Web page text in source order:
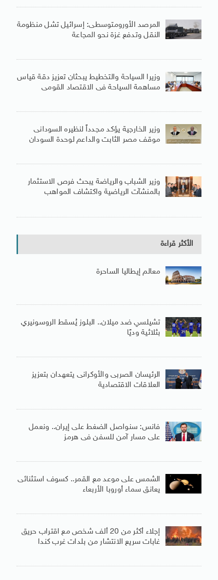
المرصد الأورومتوسطى: إسرائيل تشل منظومة
النقل وتدفع غزة نحو المجاعة
وزيرا السياحة والتخطيط يبحثان تعزيز دقة قياس
مساهمة السياحة فى الاقتصاد القومى
وزير الخارجية يؤكد مجدداً لنظيره السودانى
موقف مصر الثابت والداعم لوحدة السودان
وزير الشباب والرياضة يبحث فرص الاستثمار
بالمنشآت الرياضية واكتشاف المواهب
الأكثر قراءة
معالم إيطاليا الساحرة
تشيلسي ضد ميلان.. البلوز يُسقط الروسونيري
بثلاثية وديًا
الرئيسان الصربى والأوكرانى يتعهدان بتعزيز
العلاقات الاقتصادية
فانس: سنواصل الضغط على إيران.. ونعمل
على مسار آمن للسفن فى هرمز
الشمس على موعد مع القمر.. كسوف استثنائى
يعانق سماء أوروبا الأربعاء
إجلاء أكثر من 20 ألف شخص مع اقتراب حريق
غابات سريع الانتشار من بلدات غرب كندا